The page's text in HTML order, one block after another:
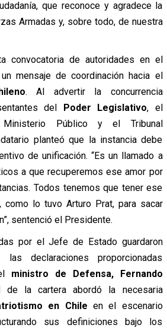
que reconoce y agradece la
Armadas y, sobre todo, de nuestra
convocatoria de autoridades en el
mensaje de coordinación hacia el
. Al advertir la concurrencia
del Poder Legislativo, el
Público y el Tribunal
planteó que la instancia debe
de unificación. “Es un llamado a
a que recuperemos ese amor por
Todos tenemos que tener ese
como lo tuvo Arturo Prat, para sacar
sentenció el Presidente.
por el Jefe de Estado guardaron
declaraciones proporcionadas
ministro de Defensa, Fernando
de la cartera abordó la necesaria
en Chile en el escenario
sus definiciones bajo los